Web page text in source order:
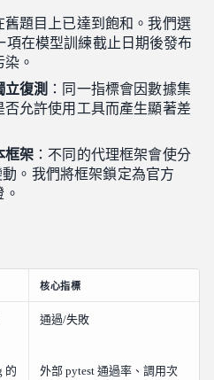
舊題目上已達到飽和。我們選
項在模型訓練截止日期後發布
。
復測 ：同一指標會因數據集
允許使用工具而產生顯著差
框架 ：不同的代理框架會使分
。我們將框架鎖定為官方
核心指標
通過/失敗
的
外部 pytest 通過率、調用次